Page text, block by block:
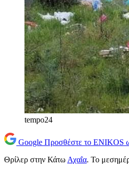
tempo24
Google Προσθέστε το ENIKOS
Θρίλερ στην Κάτω Αχαΐα. Το